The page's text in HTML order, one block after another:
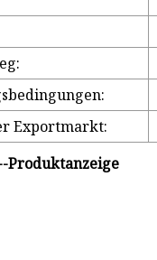
Exportmarkt:
Produktanzeige